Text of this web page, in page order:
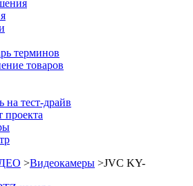
терминов
товаров
на тест-драйв
проекта
>Видеокамеры >JVC KY-